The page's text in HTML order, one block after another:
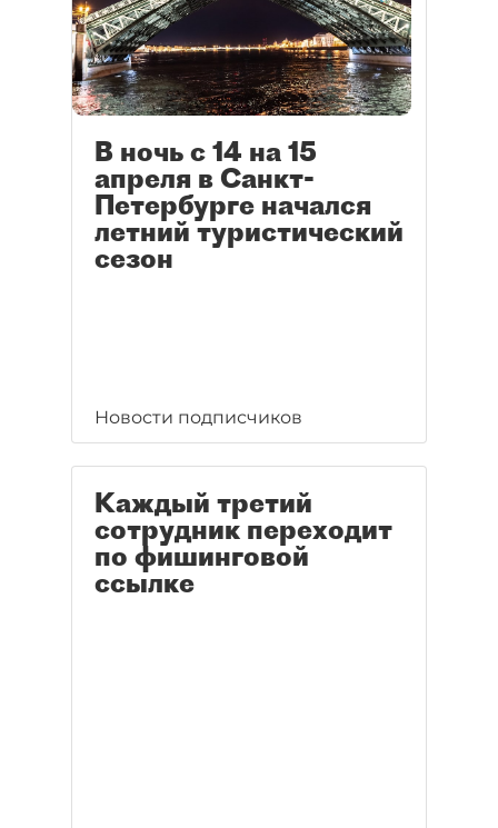
В ночь с 14 на 15
апреля в Санкт-
Петербурге начался
летний туристический
сезон
Новости подписчиков
Каждый третий
сотрудник переходит
по фишинговой
ссылке